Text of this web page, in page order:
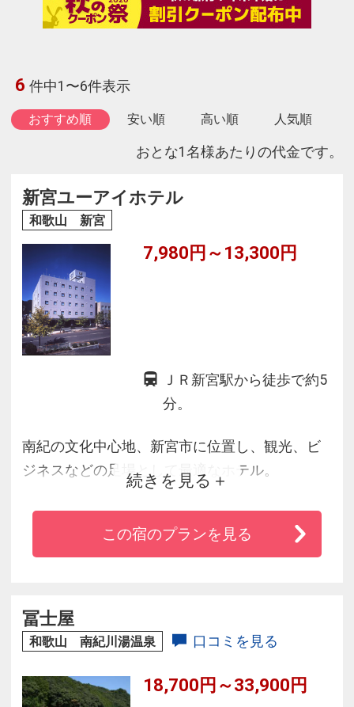
6 件中1〜6件表示
おすすめ順 安い順 高い順 人気順
おとな1名様あたりの代金です。
新宮ユーアイホテル
和歌山 新宮
7,980円～13,300円
ＪＲ新宮駅から徒歩で約5
分。
南紀の文化中心地、新宮市に位置し、観光、ビ
ジネスなどの足場として最適なホテル。
続きを見る
この宿のプランを見る
冨士屋
和歌山 南紀川湯温泉 口コミを見る
18,700円～33,900円